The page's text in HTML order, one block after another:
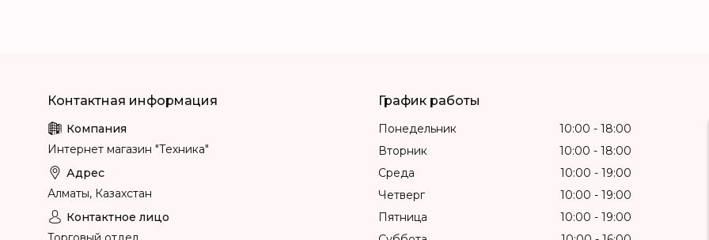
Интернет магазин "Техника"
Алматы, Казахстан
График работы
Понедельник 10:00
18:00
Вторник
10:00
18:00
Среда
10:00
19:00
Четверг
10:00
19:00
Пятница
10:00
19:00